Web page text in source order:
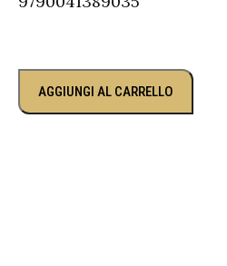
AGGIUNGI AL CARRELLO